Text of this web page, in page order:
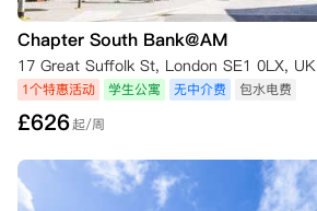
Chapter South Bank@AM
17 Great Suffolk St, London SE1 0LX, UK
1个特惠活动 学生公寓 无中介费 包水电费
£626起/周